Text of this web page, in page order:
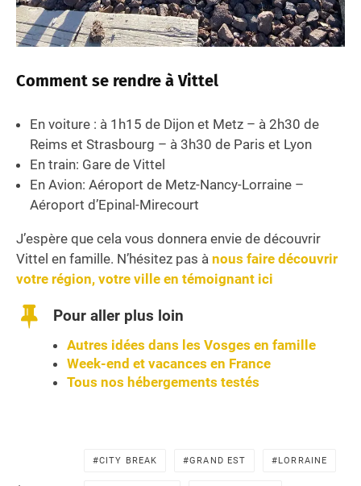
Comment se rendre à Vittel
En voiture : à 1h15 de Dijon et Metz – à 2h30 de
Reims et Strasbourg – à 3h30 de Paris et Lyon
En train: Gare de Vittel
En Avion: Aéroport de Metz-Nancy-Lorraine –
Aéroport d’Epinal-Mirecourt
J’espère que cela vous donnera envie de découvrir
Vittel en famille. N’hésitez pas à nous faire découvrir
votre région, votre ville en témoignant ici
Pour aller plus loin
Autres idées dans les Vosges en famille
Week-end et vacances en France
Tous nos hébergements testés
CITY BREAK GRAND EST LORRAINE